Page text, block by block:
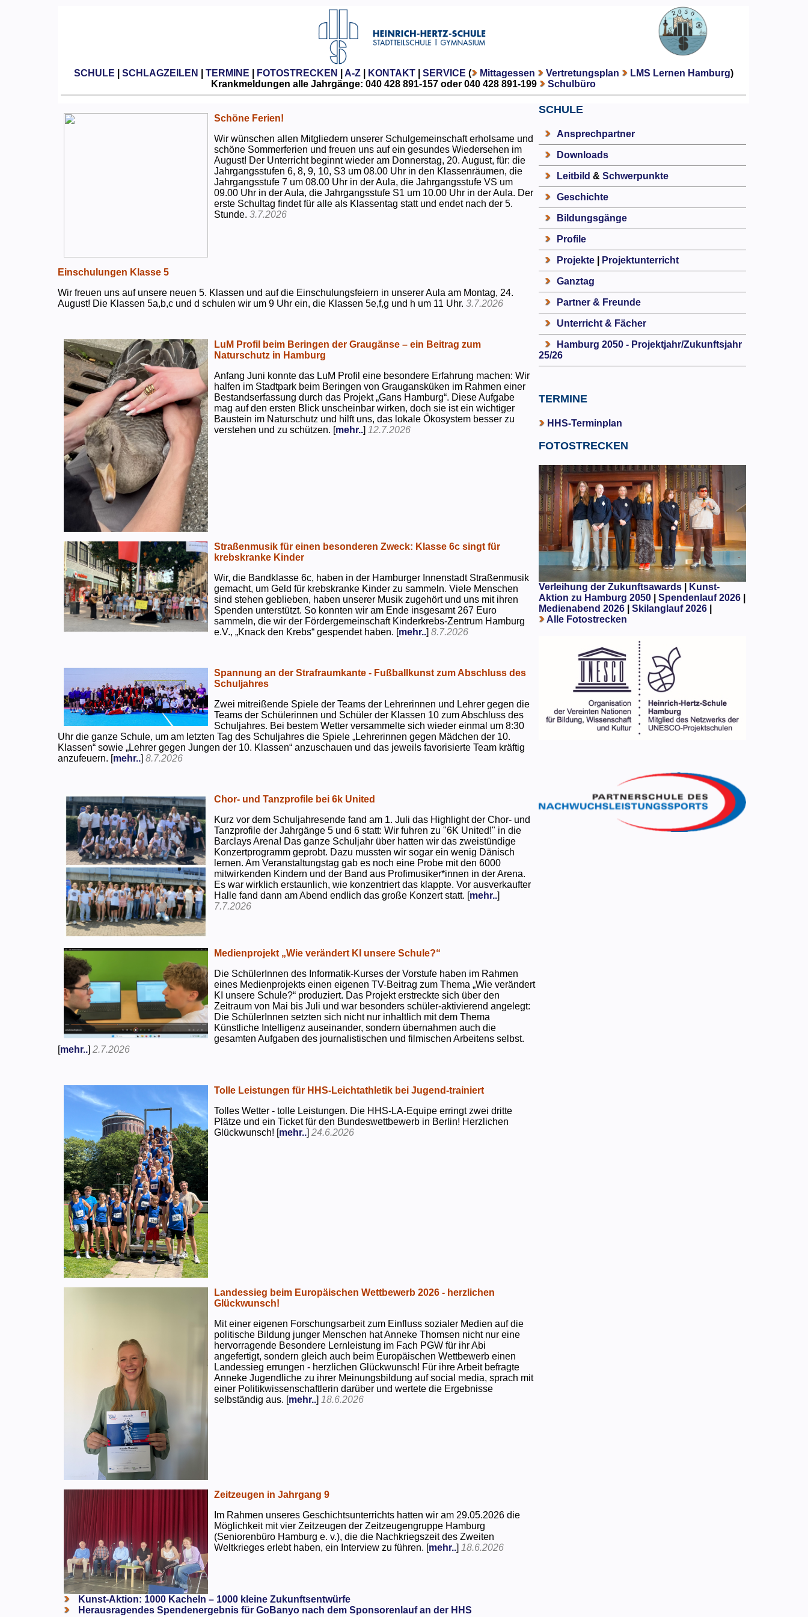
SCHULE SCHLAGZEILEN TERMINE FOTOSTRECKEN A-Z| KONTAKT| SERVICE ( Mittagessen Vertretungsplan LMS Lernen Hamburg)
Krankmeldungen alle Jahrgänge: 040 428 891-157 oder 040 428 891-199
Schulbüro
Schöne Ferien!
Wir wünschen allen Mitgliedern unserer Schulgemeinschaft erholsame und
schöne Sommerferien und freuen uns auf ein gesundes Wiedersehen im
August! Der Unterricht beginnt wieder am Donnerstag, 20. August, für: die
Jahrgangsstufen 6, 8, 9, 10, S3 um 08.00 Uhr in den Klassenräumen, die
Jahrgangsstufe 7 um 08.00 Uhr in der Aula, die Jahrgangsstufe VS um
09.00 Uhr in der Aula, die Jahrgangsstufe S1 um 10.00 Uhr in der Aula. Der
erste Schultag findet für alle als Klassentag statt und endet nach der 5.
Stunde.3.7.2026
Einschulungen Klasse 5
Wir freuen uns auf unsere neuen 5. Klassen und auf die Einschulungsfeiern in unserer Aula am Montag, 24.
August! Die Klassen 5a,b,c und d schulen wir um 9 Uhr ein, die Klassen 5e,f,g und h um 11 Uhr.3.7.2026
LuM Profil beim Beringen der Graugänse – ein Beitrag zum
Naturschutz in Hamburg
Anfang Juni konnte das LuM Profil eine besondere Erfahrung machen: Wir
halfen im Stadtpark beim Beringen von Graugansküken im Rahmen einer
Bestandserfassung durch das Projekt „Gans Hamburg“. Diese Aufgabe
mag auf den ersten Blick unscheinbar wirken, doch sie ist ein wichtiger
Baustein im Naturschutz und hilft uns, das lokale Ökosystem besser zu
verstehen und zu schützen. [mehr..] 12.7.2026
Straßenmusik für einen besonderen Zweck: Klasse 6c singt für
krebskranke Kinder
Wir, die Bandklasse 6c, haben in der Hamburger Innenstadt Straßenmusik
gemacht, um Geld für krebskranke Kinder zu sammeln. Viele Menschen
sind stehen geblieben, haben unserer Musik zugehört und uns mit ihren
Spenden unterstützt. So konnten wir am Ende insgesamt 267 Euro
sammeln, die wir der Fördergemeinschaft Kinderkrebs-Zentrum Hamburg
e.V., „Knack den Krebs“ gespendet haben. [mehr..]8.7.2026
Spannung an der Strafraumkante - Fußballkunst zum Abschluss des
Schuljahres
Zwei mitreißende Spiele der Teams der Lehrerinnen und Lehrer gegen die
Teams der Schülerinnen und Schüler der Klassen 10 zum Abschluss des
Schuljahres. Bei bestem Wetter versammelte sich wieder einmal um 8:30
Uhr die ganze Schule, um am letzten Tag des Schuljahres die Spiele „Lehrerinnen gegen Mädchen der 10.
Klassen“ sowie „Lehrer gegen Jungen der 10. Klassen“ anzuschauen und das jeweils favorisierte Team kräftig
anzufeuern. [mehr..]8.7.2026
Chor- und Tanzprofile bei 6k United
Kurz vor dem Schuljahresende fand am 1. Juli das Highlight der Chor- und
Tanzprofile der Jahrgänge 5 und 6 statt: Wir fuhren zu "6K United!" in die
Barclays Arena! Das ganze Schuljahr über hatten wir das zweistündige
Konzertprogramm geprobt. Dazu mussten wir sogar ein wenig Dänisch
lernen. Am Veranstaltungstag gab es noch eine Probe mit den 6000
mitwirkenden Kindern und der Band aus Profimusiker*innen in der Arena.
Es war wirklich erstaunlich, wie konzentriert das klappte. Vor ausverkaufter
Halle fand dann am Abend endlich das große Konzert statt. [mehr..]
7.7.2026
Medienprojekt „Wie verändert KI unsere Schule?“
Die SchülerInnen des Informatik-Kurses der Vorstufe haben im Rahmen
eines Medienprojekts einen eigenen TV-Beitrag zum Thema „Wie verändert
KI unsere Schule?“ produziert. Das Projekt erstreckte sich über den
Zeitraum von Mai bis Juli und war besonders schüler-aktivierend angelegt:
Die SchülerInnen setzten sich nicht nur inhaltlich mit dem Thema
Künstliche Intelligenz auseinander, sondern übernahmen auch die
gesamten Aufgaben des journalistischen und filmischen Arbeitens selbst.
[mehr..]2.7.2026
Tolle Leistungen für HHS-Leichtathletik bei Jugend-trainiert
Tolles Wetter - tolle Leistungen. Die HHS-LA-Equipe erringt zwei dritte
Plätze und ein Ticket für den Bundeswettbewerb in Berlin! Herzlichen
Glückwunsch! [mehr..]24.6.2026
Landessieg beim Europäischen Wettbewerb 2026 - herzlichen
Glückwunsch!
Mit einer eigenen Forschungsarbeit zum Einfluss sozialer Medien auf die
politische Bildung junger Menschen hat Anneke Thomsen nicht nur eine
hervorragende Besondere Lernleistung im Fach PGW für ihr Abi
angefertigt, sondern gleich auch beim Europäischen Wettbewerb einen
Landessieg errungen - herzlichen Glückwunsch! Für ihre Arbeit befragte
Anneke Jugendliche zu ihrer Meinungsbildung auf social media, sprach mit
einer Politikwissenschaftlerin darüber und wertete die Ergebnisse
selbständig aus. [mehr..] 18.6.2026
Zeitzeugen in Jahrgang 9
Im Rahmen unseres Geschichtsunterrichts hatten wir am 29.05.2026 die
Möglichkeit mit vier Zeitzeugen der Zeitzeugengruppe Hamburg
(Seniorenbüro Hamburg e. v.), die die Nachkriegszeit des Zweiten
Weltkrieges erlebt haben, ein Interview zu führen. [mehr..] 18.6.2026
Kunst-Aktion: 1000 Kacheln – 1000 kleine Zukunftsentwürfe
Herausragendes Spendenergebnis für GoBanyo nach dem Sponsorenlauf an der HHS
SCHULE
Ansprechpartner
Downloads
Leitbild & Schwerpunkte
Geschichte
Bildungsgänge
Profile
Projekte| Projektunterricht
Ganztag
Partner & Freunde
Unterricht & Fächer
Hamburg 2050 - Projektjahr/Zukunftsjahr
25/26
TERMINE
HHS-Terminplan
FOTOSTRECKEN
Verleihung der Zukunftsawards|
Kunst-
Aktion zu Hamburg 2050
Spendenlauf 2026|
Medienabend 2026| Skilanglauf 2026|
Alle Fotostrecken